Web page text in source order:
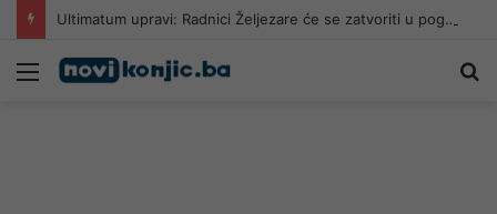
Ultimatum upravi: Radnici Željezare će se zatvoriti u pogone
Meni